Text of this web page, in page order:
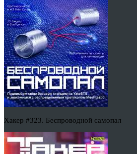
Хакер #323. Беспроводной самопал